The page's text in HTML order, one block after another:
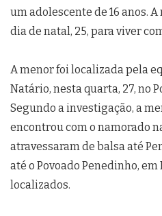
um adolescente de 16 anos.
dia de natal, 25, para viver
A menor foi localizada pela
Natário, nesta quarta, 27, no
Segundo a investigação, a
encontrou com o namorado
atravessaram de balsa até
até o Povoado Penedinho,
localizados.